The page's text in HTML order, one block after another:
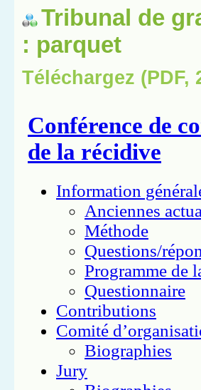
Tribunal de
: parquet
Téléchargez (PDF,